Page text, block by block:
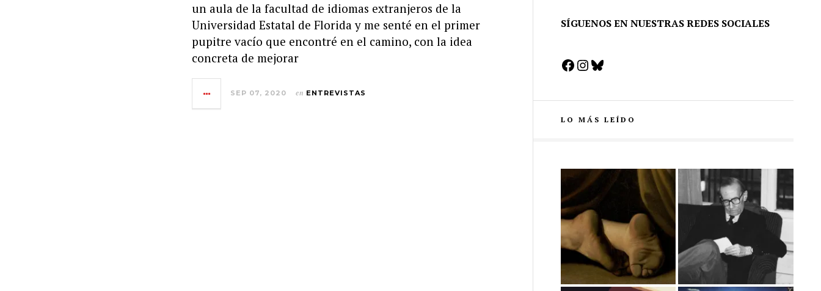
un aula de la facultad de idiomas extranjeros de la
Universidad Estatal de Florida y me senté en el primer
pupitre vacío que encontré en el camino, con la idea
concreta de mejorar
SEP 07, 2020 en ENTREVISTAS
SÍGUENOS EN NUESTRAS REDES SOCIALES
Facebook
Instagram
Bluesky
LO MÁS LEÍDO